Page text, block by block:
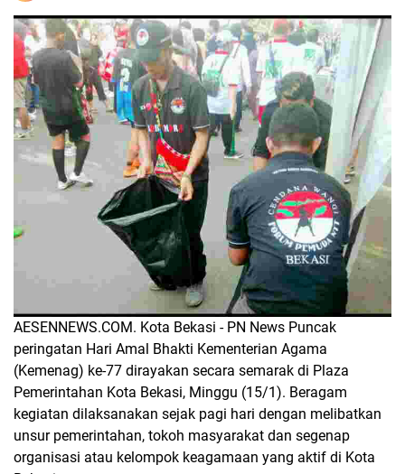
AESENNEWS.COM. Kota Bekasi - PN News Puncak
peringatan Hari Amal Bhakti Kementerian Agama
(Kemenag) ke-77 dirayakan secara semarak di Plaza
Pemerintahan Kota Bekasi, Minggu (15/1). Beragam
kegiatan dilaksanakan sejak pagi hari dengan melibatkan
unsur pemerintahan, tokoh masyarakat dan segenap
organisasi atau kelompok keagamaan yang aktif di Kota